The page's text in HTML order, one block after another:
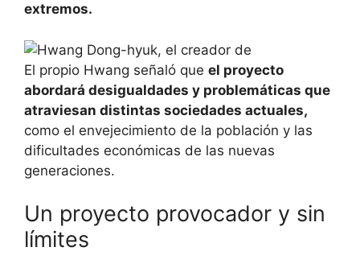
extremos.
El propio Hwang señaló que el proyecto
abordará desigualdades y problemáticas que
atraviesan distintas sociedades actuales,
como el envejecimiento de la población y las
dificultades económicas de las nuevas
generaciones.
Un proyecto provocador y sin
límites